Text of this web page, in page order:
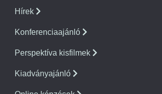
Hírek
Konferenciaajánló
Perspektíva kisfilmek
Kiadványajánló